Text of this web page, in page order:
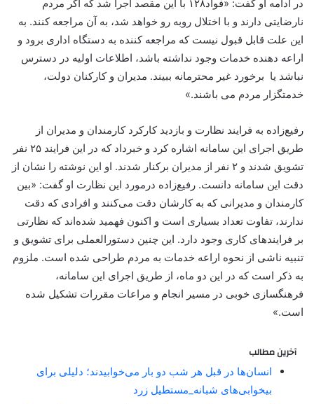
در ادامه او گفت: «فواد۱۲۸ با این مقصد اجرا شد که اگر مردم
نارضایتی دارند و با اختلال روبه رو خواهد شد، به آن مراجعه کنند. به
این علت قابل قبول نیست که مراجعه کننده به دستگاه اداری برود و
اراعه دهنده خدمات وجود نداشته باشد، اطلاعات اولیه در دسترس
نباشد یا برخورد غیر محترمانه ببیند. مدیران و کارکنان دولت،
خدمتگزار مردم می باشند.»
رفیع‌زاده به فرایند نظارت و بازدید کارکرد کارمندان و مدیران از
طریق اجرای این سامانه اشاره کرد و خبرداد که در این فرایند ۲۵ نفر
تشویق شدند و ۲ نفر از مدیران برکنار شدند. او این نوشته را نشان از
دقت این سامانه دانست. رفیع‌زاده درمورد این نظارت او گفت: «بین
کارمندان و مدیرانی که به کارشان دقت می‌کنند و افرادی که دقت
ندارند، تفاوت تعداد بسیاری است و اکنون فهمید شده‌اند که نظارتی
بر فرایندهای کاری وجود دارد. این چنین دستورالعملی برای تشویق و
تنبیه ناشی از نحوه اراعه خدمات به مردم طراحی شده است. ملزوم
به ذکر است که در این دو ماه، از طریق اجرای این سامانه،
فرهنگسازی خوبی در مسیر انجام و مراعات مقررات تشکیل شده
است.»
آخرین مطالب
انسان‌ها در قبل هر شب دو بار می‌خوابیدند؛ دلیلی برای
بیخوابی‌های شبانه_مستطیل زرد